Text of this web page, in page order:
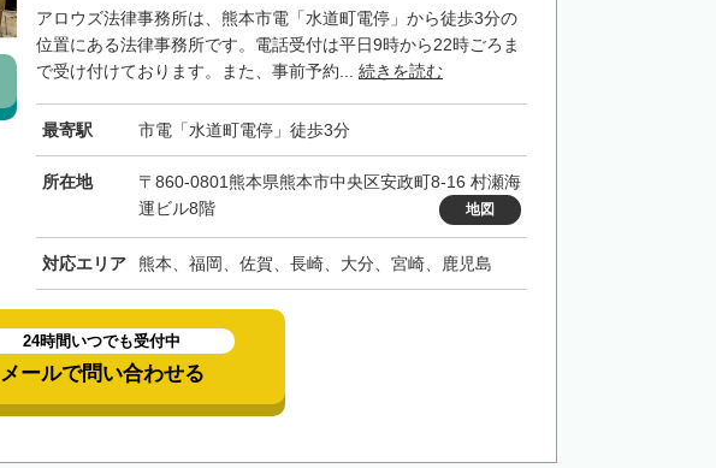
アロウズ法律事務所は、熊本市電「水道町電停」から徒歩3分の
位置にある法律事務所です。電話受付は平日9時から22時ごろま
で受け付けております。また、事前予約... 続きを読む
最寄駅 市電「水道町電停」徒歩3分
所在地
〒860-0801熊本県熊本市中央区安政町8-16 村瀬海
運ビル8階
地図
対応エリア 熊本、福岡、佐賀、長崎、大分、宮崎、鹿児島
24時間いつでも受付中
メールで問い合わせる